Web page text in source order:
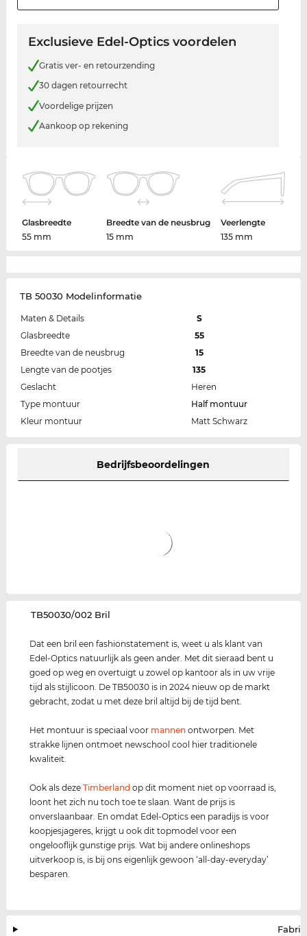
Exclusieve Edel-Optics voordelen
Gratis ver- en retourzending
30 dagen retourrecht
Voordelige prijzen
Aankoop op rekening
Glasbreedte
55 mm
Breedte van de neusbrug
15 mm
Veerlengte
135 mm
TB 50030 Modelinformatie
Maten & Details
S
Glasbreedte
55
Breedte van de neusbrug
15
Lengte van de pootjes
135
Geslacht
Heren
Type montuur
Half montuur
Kleur montuur
Matt Schwarz
Bedrijfsbeoordelingen
‌TB50030/002 Bril
Dat een bril een fashionstatement is, weet u als klant van
Edel-Optics natuurlijk als geen ander. Met dit sieraad bent u
goed op weg en overtuigt u zowel op kantoor als in uw vrije
tijd als stijlicoon. De TB50030 is in 2024 nieuw op de markt
gebracht, zodat u met deze bril altijd bij de tijd bent.
Het montuur is speciaal voor mannen ontworpen. Met
strakke lijnen ontmoet newschool cool hier traditionele
kwaliteit.
Ook als dezeTimberland op dit moment niet op voorraad is,
loont het zich nu toch toe te slaan. Want de prijs is
onverslaanbaar. En omdat Edel-Optics een paradijs is voor
koopjesjageres, krijgt u ook dit topmodel voor een
ongelooflijk gunstige prijs. Wat bij andere onlineshops
uitverkoop is, is bij ons eigenlijk gewoon ‘all-day-everyday’
besparen.